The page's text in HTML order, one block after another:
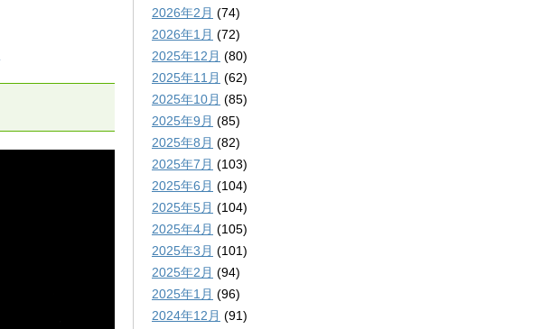
2026年2月 (74)
2026年1月 (72)
2025年12月 (80)
2025年11月 (62)
2025年10月 (85)
2025年9月 (85)
2025年8月 (82)
2025年7月 (103)
2025年6月 (104)
2025年5月 (104)
2025年4月 (105)
2025年3月 (101)
2025年2月 (94)
2025年1月 (96)
2024年12月 (91)